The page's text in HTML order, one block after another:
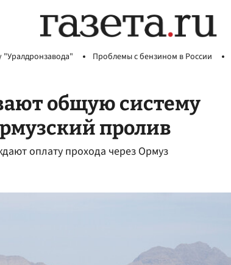
"Уралдронзавода" Проблемы с бензином в России
общую систему
пролив
оплату прохода через Ормуз